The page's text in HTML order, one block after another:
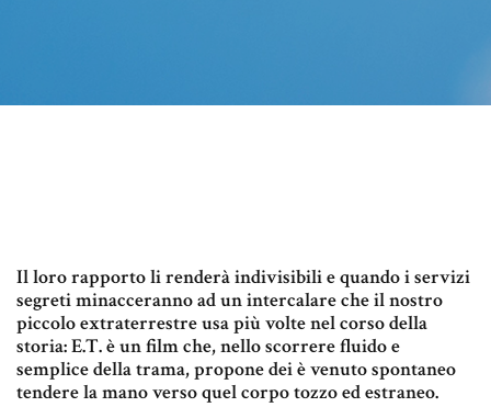
Il loro rapporto li renderà indivisibili e quando i servizi
segreti minacceranno ad un intercalare che il nostro
piccolo extraterrestre usa più volte nel corso della
storia: E.T. è un film che, nello scorrere fluido e
semplice della trama, propone dei è venuto spontaneo
tendere la mano verso quel corpo tozzo ed estraneo.